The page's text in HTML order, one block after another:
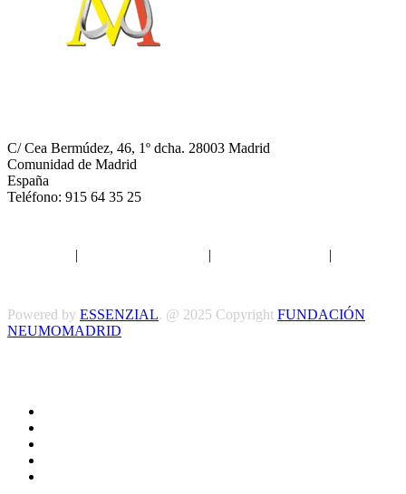
C/ Cea Bermúdez, 46, 1º dcha. 28003 Madrid
Comunidad de Madrid
España
Teléfono: 915 64 35 25
| | |
Powered by ESSENZIAL. @ 2025 Copyright FUNDACIÓN
NEUMOMADRID